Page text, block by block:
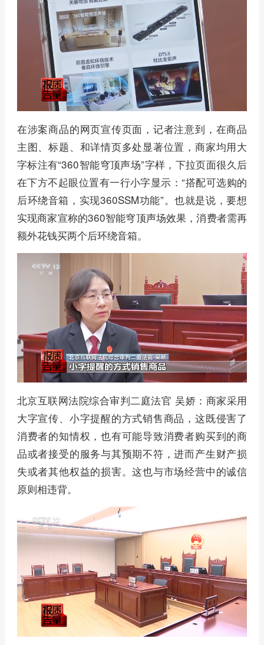
在涉案商品的网页宣传页面，记者注意到，在商品
主图、标题、和详情页多处显著位置，商家均用大
字标注有“360智能穹顶声场”字样，下拉页面很久后
在下方不起眼位置有一行小字显示：“搭配可选购的
后环绕音箱，实现360SSM功能”。也就是说，要想
实现商家宣称的360智能穹顶声场效果，消费者需再
额外花钱买两个后环绕音箱。
北京互联网法院综合审判二庭法官 吴娇：商家采用
大字宣传、小字提醒的方式销售商品，这既侵害了
消费者的知情权，也有可能导致消费者购买到的商
品或者接受的服务与其预期不符，进而产生财产损
失或者其他权益的损害。这也与市场经营中的诚信
原则相违背。